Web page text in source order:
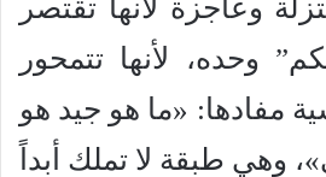
وعاجزة لأنها تقتصر
وحده، لأنها تتمحور
مفادها: «ما هو جيد هو
وهي طبقة لا تملك أبداً